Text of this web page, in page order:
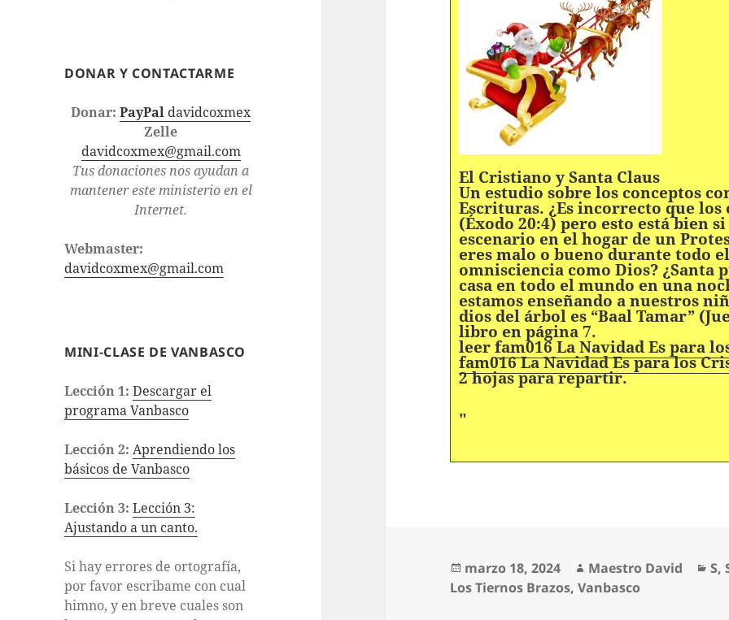
DONAR Y CONTACTARME
Donar: PayPal davidcoxmex
Zelle
davidcoxmex@gmail.com
Tus donaciones nos ayudan a
mantener este ministerio en el
Internet.
Webmaster:
davidcoxmex@gmail.com
MINI-CLASE DE VANBASCO
Lección 1: Descargar el
programa Vanbasco
Lección 2: Aprendiendo los
básicos de Vanbasco
Lección 3: Lección 3:
Ajustando a un canto.
Si hay errores de ortografía,
por favor escribame con cual
himno, y en breve cuales son
El Cristiano y Santa Claus
Un estudio sobre los conceptos
Escrituras. ¿Es incorrecto que los
(Éxodo 20:4) pero esto está bien
escenario en el hogar de un
eres malo o bueno durante todo
omnisciencia como Dios? ¿Santa
casa en todo el mundo en una
estamos enseñando a nuestros
dios del árbol es “Baal Tamar”
libro en página 7.
leerfam016 La Navidad Es para
fam016 La Navidad Es para los
2 hojas para repartir.
"
Publicado
el
marzo 18, 2024 Autor
Maestro David S,
Los Tiernos Brazos,Vanbasco